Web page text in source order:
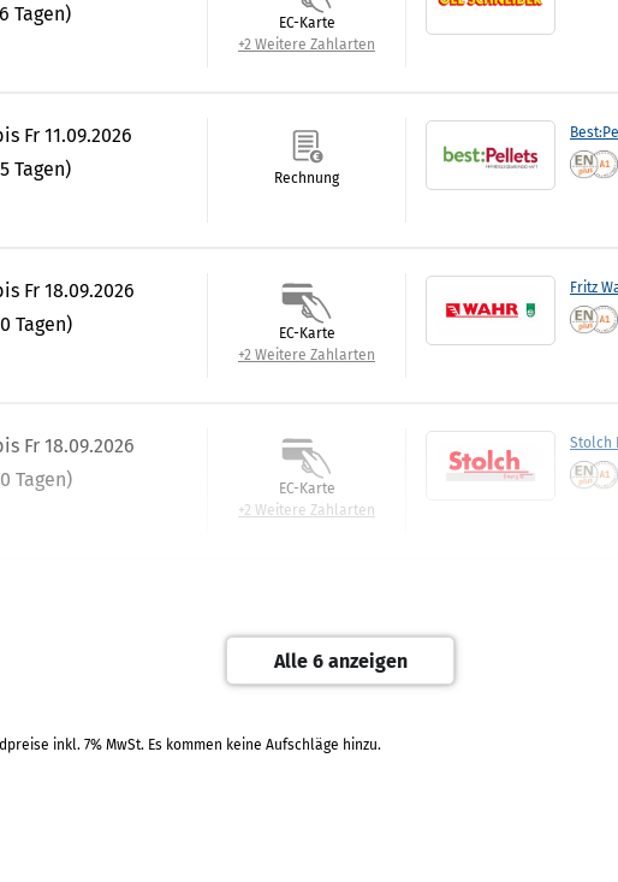
Tagen)
EC-Karte
+2 Weitere Zahlarten
Fr 11.09.2026
Tagen)
Rechnung
Fritz
Fr 18.09.2026
Tagen)
EC-Karte
+2 Weitere Zahlarten
Stolch
Fr 18.09.2026
Tagen)
EC-Karte
+2 Weitere Zahlarten
+2 Weitere Zahlarten
Fr 25.09.2026
Alle 6 anzeigen
inkl. 7% MwSt. Es kommen keine Aufschläge hinzu.